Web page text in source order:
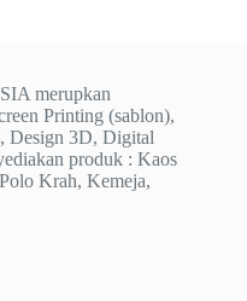
merupkan
Printing (sablon),
Design 3D, Digital
produk : Kaos
Krah, Kemeja,